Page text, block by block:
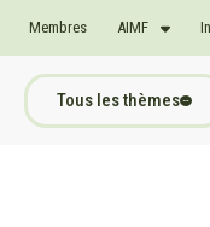
Membres AIMF
Tous les thèmes